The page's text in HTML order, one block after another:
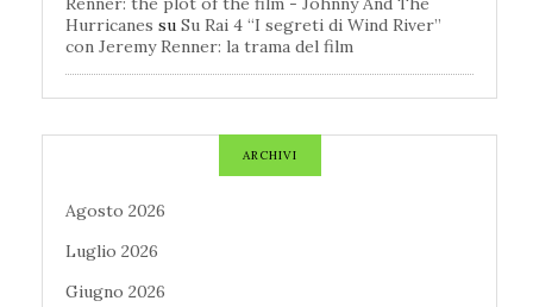
Hurricanes su Su Rai 4 “I segreti di Wind River”
con Jeremy Renner: la trama del film
ARCHIVI
Agosto 2026
Luglio 2026
Giugno 2026